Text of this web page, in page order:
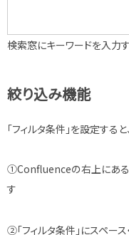
検索窓にキーワードを入力
絞り込み機能
「フィルタ条件」を設定する
①Confluenceの右上にある
す
②「フィルタ条件」にスペー